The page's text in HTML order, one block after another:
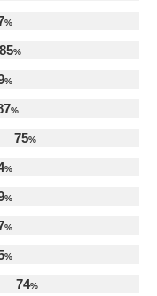
%
85%
%
%
75%
%
%
%
%
74%